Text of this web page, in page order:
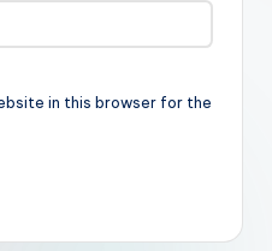
in this browser for the